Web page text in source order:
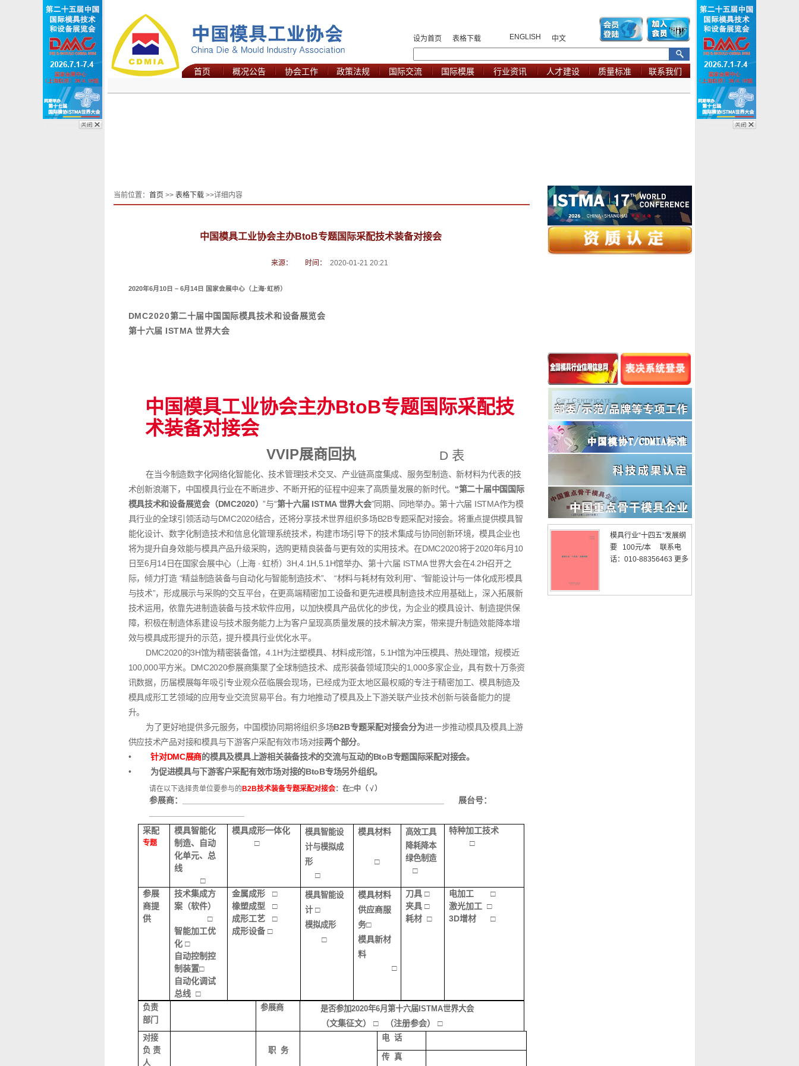
设为首页 表格下载 ENGLISH 中文
首页 概况公告 协会工作 政策法规 国际交流 国际模展 行业资讯 人才建设 质量标准 联系我们
当前位置： 首页 >> 表格下载>>详细内容
中国模具工业协会主办BtoB专题国际采配技术装备对接会
来源： 时间： 2020-01-21 20:21
2020年6月 10日 – 6月 14日 国家会展中心（上海·虹桥）
DMC2020第二十届中国国际模具技术和设备展览会
第十六届 ISTMA 世界大会
中国模具工业协会主办BtoB专题国际采配技
术装备对接会
VVIP展商回执 D 表
在当今制造数字化网络化智能化、技术管理技术交叉、产业链高度集成、服务型制造、新材料为代表的技
术创新浪潮下，中国模具行业在不断进步、不断开拓的征程中迎来了高质量发展的新时代。 “第二十届中国国际
模具技术和设备展览会（DMC2020）”与“第十六届 ISTMA 世界大会”同期、同地举办。第十六届 ISTMA作为模
具行业的全球引领活动与DMC2020结合，还将分享技术世界组织多场B2B专题采配对接会。将重点提供模具智
能化设计、数字化制造技术和信息化管理系统技术，构建市场引导下的技术集成与协同创新环境，模具企业也
将为提升自身效能与模具产品升级采购，选购更精良装备与更有效的实用技术。在DMC2020将于2020年6月10
日至6月14日在国家会展中心（ 上海 ∙ 虹桥）3H,4.1H,5.1H馆举办、 第十六届 ISTMA 世界大会在4.2H召开之
际， 倾力打造 “精益制造装备与自动化与智能制造技术”、 “材料与耗材有效利用”、“智能设计与一体化成形模具
与技术”，形成展示与采购的交互平台，在更高端精密加工设备和更先进模具制造技术应用基础上，深入拓展新
技术运用，依靠先进制造装备与技术软件应用，以加快模具产品优化的步伐，为企业的模具设计、制造提供保
障，积极在制造体系建设与技术服务能力上为客户呈现高质量发展的技术解决方案，带来提升制造效能降本增
效与模具成形提升的示范，提升模具行业优化水平。
DMC2020的3H馆为精密装备馆，4.1H为注塑模具、材料成形馆，5.1H馆为冲压模具、热处理馆，规模近
100,000平方米。DMC2020参展商集聚了全球制造技术、成形装备领域顶尖的1,000多家企业，具有数十万条资
讯数据，历届模展每年吸引专业观众莅临展会现场，已经成为亚太地区最权威的专注于精密加工、模具制造及
模具成形工艺领域的应用专业交流贸易平台。有力地推动了模具及上下游关联产业技术创新与装备能力的提
升。
为了更好地提供多元服务，中国模协同期将组织多场B2B专题采配对接会分为进一步推动模具及模具上游
供应技术产品对接和模具与下游客户采配有效市场对接两个部分。
•
针对DMC展商的模具及模具上游相关装备技术的交流与互动的BtoB专题国际采配对接会。
•
为促进模具与下游客户采配有效市场对接的BtoB专场另外组织。
请在以下选择贵单位要参与的B2B技术装备专题采配对接会：在□中（ √）
参展商：_______________________________________________________ 展台号：
采配
专题
模具智能化
制造、自动
化单元、总
线
□
模具成形一体化
□
模具智能设
计与模拟成
形
□
模具材料
□
高效工具
降耗降本
绿色制造
□
特种加工技术
□
参展
商提
供
技术集成方
案（软件）
□
智能加工优
化 □
自动控制控
制装置□
自动化调试
总线 □
金属成形□
橡塑成型□
成形工艺□
成形设备 □
模具智能设
计□
模拟成形
□
模具材料
供应商服
务□
模具新材
料
□
刀具 □
夹具 □
耗材□
电加工□
激光加工 □
3D增材□
负责
部门
参展商 是否参加2020年6月第十六届ISTMA世界大会
（文集征文） □ （注册参会） □
对接
负 责
人
职 务
电 话
传 真
模具行业“十四五”发展纲
要 100元/本 联系电
话：010-88356463 更多